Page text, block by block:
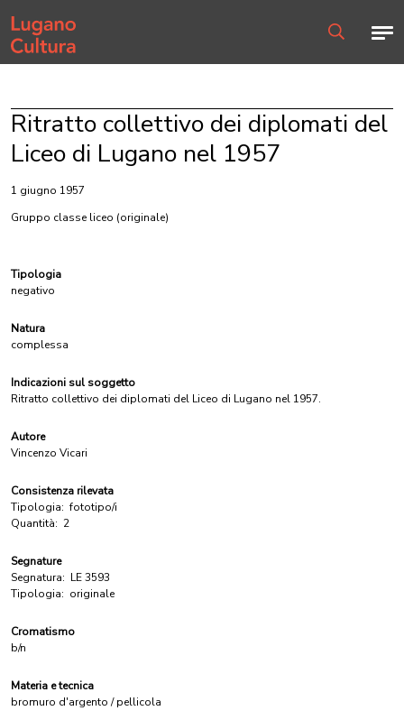
Home page
Ritratto collettivo dei diplomati del
Liceo di Lugano nel 1957
1 giugno 1957
Gruppo classe liceo (originale)
Tipologia
negativo
Natura
complessa
Indicazioni sul soggetto
Ritratto collettivo dei diplomati del Liceo di Lugano nel 1957.
Autore
Vincenzo Vicari
Consistenza rilevata
Tipologia: fototipo/i
Quantità: 2
Segnature
Segnatura: LE 3593
Tipologia: originale
Cromatismo
b/n
Materia e tecnica
bromuro d'argento / pellicola